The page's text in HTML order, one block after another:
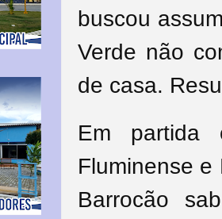
buscou
Verde não
de casa.
Em partida
Fluminense
Barrocão